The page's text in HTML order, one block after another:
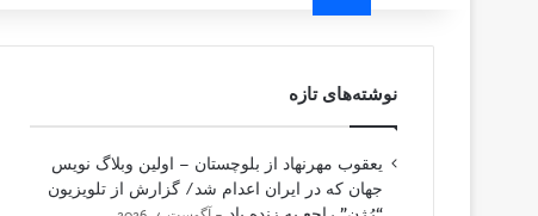
نوشته‌های تازه
یعقوب مهرنهاد از بلوچستان – اولین وبلاگ نویس
جهان که در ایران اعدام شد/ گزارش از تلویزیون